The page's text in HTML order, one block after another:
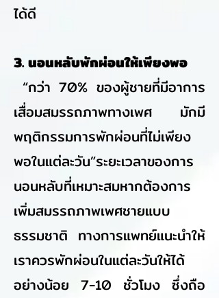
ได้ดี
3. นอนหลับพักผ่อนให้เพียงพอ
“กว่า 70% ของผู้ชายที่มีอาการ
เสื่อมสมรรถภาพทางเพศ มักมี
พฤติกรรมการพักผ่อนที่ไม่เพียง
พอในแต่ละวัน”ระยะเวลาของการ
นอนหลับที่เหมาะสมหากต้องการ
เพิ่มสมรรถภาพเพศชายแบบ
ธรรมชาติ ทางการแพทย์แนะนำให้
เราควรพักผ่อนในแต่ละวันให้ได้
อย่างน้อย 7-10 ชั่วโมง ซึ่งถือ